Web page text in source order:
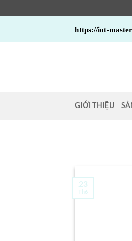
https://iot-
GIỚI THIỆU
23
Th6